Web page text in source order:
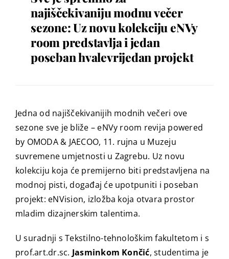
najiščekivaniju modnu večer
sezone: Uz novu kolekciju eNVy
room predstavlja i jedan
poseban hvalevrijedan projekt
Jedna od najiščekivanijih modnih večeri ove
sezone sve je bliže – eNVy room revija powered
by OMODA & JAECOO, 11. rujna u Muzeju
suvremene umjetnosti u Zagrebu. Uz novu
kolekciju koja će premijerno biti predstavljena na
modnoj pisti, događaj će upotpuniti i poseban
projekt: eNVision, izložba koja otvara prostor
mladim dizajnerskim talentima.
U suradnji s Tekstilno-tehnološkim fakultetom i s
prof.art.dr.sc. Jasminkom Končić, studentima je